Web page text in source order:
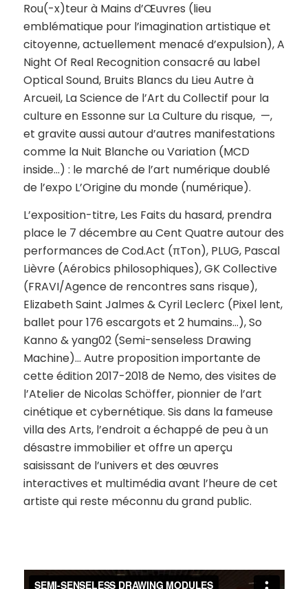
Rou(-x)teurà Mains d’Œuvres (lieu
emblématique pour l’imagination artistique et
citoyenne,actuellement menacé d’expulsion),A
Night Of Real Recognitionconsacré au label
Optical Sound, Bruits Blancs du Lieu Autre à
Arcueil, La Science de l’Art du Collectif pour la
culture en Essonne sur La Culture du risque, —,
et gravite aussi autour d’autres manifestations
comme la Nuit BlancheouVariation (MCD
inside…) : le marché de l’art numérique doublé
de l’expo L’Origine du monde (numérique).
L’exposition-titre, Les Faits du hasard, prendra
place le 7 décembre au Cent Quatre autour des
performances de Cod.Act (πTon), PLUG, Pascal
Lièvre (Aérobics philosophiques), GK Collective
(FRAVI/Agence de rencontres sans risque),
Elizabeth Saint Jalmes & Cyril Leclerc (Pixel lent,
ballet pour 176 escargots et 2 humains…), So
Kanno & yang02 (Semi-senseless Drawing
Machine)… Autre proposition importante de
cette édition 2017-2018 de Nemo, des visites de
l’Atelier de Nicolas Schöffer, pionnier de l’art
cinétique et cybernétique. Sis dans la fameuse
villa des Arts, l’endroit a échappé de peu à un
désastre immobilier et offre un aperçu
saisissant de l’univers et des œuvres
interactives et multimédia avant l’heure de cet
artiste qui reste méconnu du grand public.